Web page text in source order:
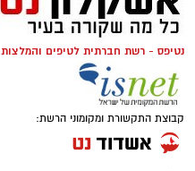
נטיפס - רשת חברתית לטיפים והמלצות
קבוצת התקשורת ומקומוני הרשת: